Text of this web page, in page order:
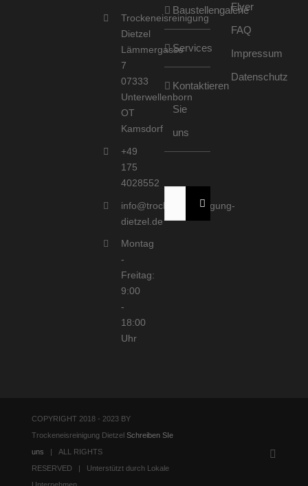
Trockeneisreinigung
Dietzel
Lämmergasse
7
07333
Unterwellenborn
OT
Kamsdorf
+49
175
4028552
info@trockeneisreinigung-
dietzel.de
Montag
-
Freitag:
9:00
-
18:00
Uhr
Baustellengalerie
Services
Kontaktieren
Sie
uns
nach:
Flyer
FAQ
Impressum
Datenschutz
COPYRIGHT 2018 - 2023 BY
Trockeneisreinigung Dietzel Schreiben SIe
uns | ALL RIGHTS
RESERVED | Unterstützt durch Lokale